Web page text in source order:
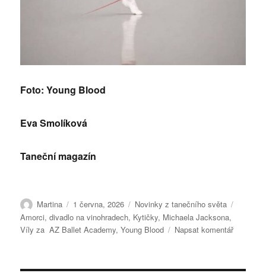
Foto: Young Blood
Eva Smolíková
Taneční magazín
Autor:
Martina Publikováno:
1 června, 2026 Rubriky:
Novinky z tanečního světa
Amorci,divadlo na vinohradech, Kytičky, Michaela Jacksona,
Víly za AZ Ballet Academy,Young Blood Napsat komentářpro
názvem